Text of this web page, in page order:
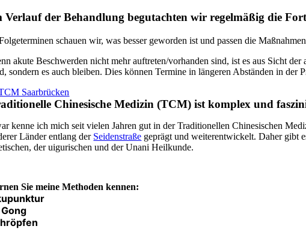
Verlauf der Behandlung begutachten wir regelmäßig die
schauen wir, was besser geworden ist und passen die
akute Beschwerden nicht mehr auftreten/vorhanden sind, ist es aus Sicht
sondern es auch bleiben. Dies können Termine in längeren Abständen in
Chinesische Medizin (TCM) ist komplex und
kenne ich mich seit vielen Jahren gut in der Traditionellen Chinesischen
Länder entlang der Seidenstraße geprägt und weiterentwickelt. Daher gibt
der uigurischen und der Unani Heilkunde.
Sie meine Methoden kennen: